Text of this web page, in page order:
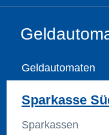
Geldautomaten
Sparkasse
Sparkassen